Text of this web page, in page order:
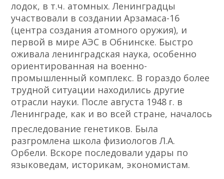
лодок, в т.ч. атомных. Ленинградцы
участвовали в создании Арзамаса-16
(центра создания атомного оружия), и
первой в мире АЭС в Обнинске. Быстро
оживала ленинградская наука, особенно
ориентированная на военно-
промышленный комплекс. В гораздо более
трудной ситуации находились другие
отрасли науки. После августа 1948 ᴦ. в
Ленинграде, как и во всей стране, началось
преследование генетиков. Была
разгромлена школа физиологов Л.А.
Орбели. Вскоре последовали удары по
языковедам, историкам, экономистам.